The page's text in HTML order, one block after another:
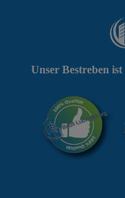
Unser Bestreben